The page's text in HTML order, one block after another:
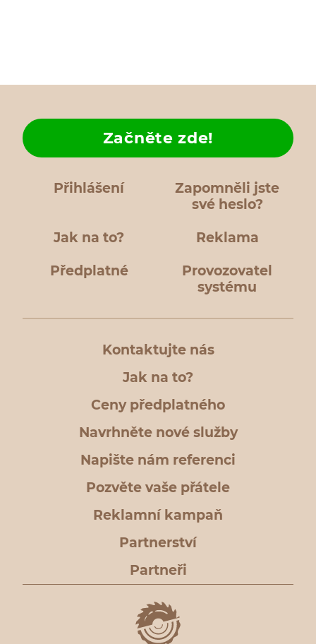
Přihlášení
Zapomněli jste
své heslo?
Jak na to?
Začněte zde!
Reklama
Předplatné
Provozovatel
systému
Kontaktujte nás
Jak na to?
Ceny předplatného
Navrhněte nové služby
Napište nám referenci
Pozvěte vaše přátele
Reklamní kampaň
Partnerství
Partneři